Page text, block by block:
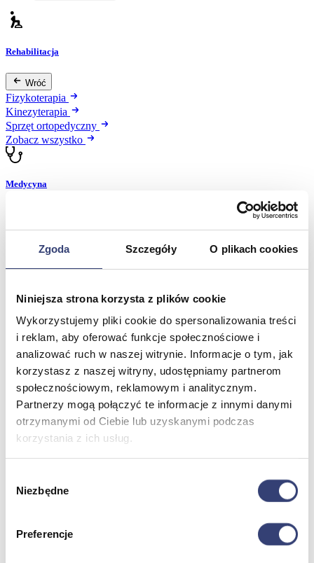
Zgoda Szczegóły O plikach cookies
Niniejsza strona korzysta z plików cookie
Wykorzystujemy pliki cookie do spersonalizowania treści
i reklam, aby oferować funkcje społecznościowe i
analizować ruch w naszej witrynie. Informacje o tym, jak
korzystasz z naszej witryny, udostępniamy partnerom
społecznościowym, reklamowym i analitycznym.
Partnerzy mogą połączyć te informacje z innymi danymi
otrzymanymi od Ciebie lub uzyskanymi podczas
korzystania z ich usług.
zgody
Niezbędne
Preferencje
Rehabilitacja
Wróć
Fizykoterapia
Kinezyterapia
Sprzęt ortopedyczny
Zobacz wszystko
Medycyna
Dermatologia
Diagnostyka obrazowa
Kardiologia
Okulistyka
Pulmonologia
Sprzęt medyczny
Weterynaria
Laryngologia
Ratownictwo medyczne
Zobacz wszystko
Wróć
Druk 3D
Ortodoncja